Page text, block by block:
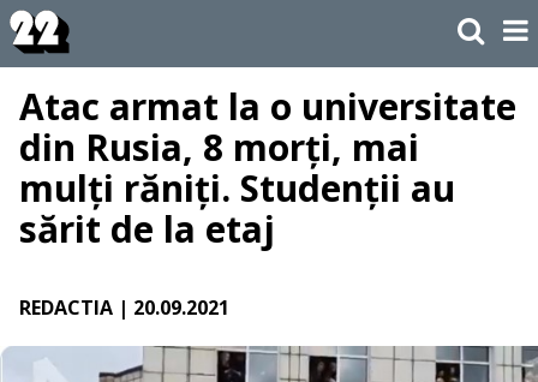
Atac armat la o universitate
din Rusia, 8 morți, mai
mulți răniți. Studenții au
sărit de la etaj
REDACTIA | 20.09.2021